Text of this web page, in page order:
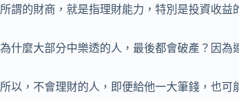
所謂的財商，就是指理財能力，特別是投資收益
為什麼大部分中樂透的人，最後都會破產？因為
所以，不會理財的人，即便給他一大筆錢，也可